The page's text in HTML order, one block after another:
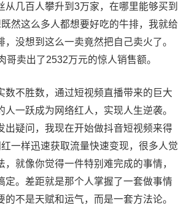
从几百人攀升到3万家，在哪里能够买到
然这么多人都想要好吃的牛排，我就给
，没想到这么一卖竟然把自己卖火了。
哥卖出了2532万元的惊人销售额。
不胜数，通过短视频直播带来的巨大
人一跃成为网络红人，实现人生逆袭。
出疑问，我现在开始做抖音短视频来得
一样迅速获取流量快速变现，很多人觉
，就像你觉得一件特别难完成的事情，
定。差距就是那个人掌握了一套做事情
的不是天赋和运气，而是一套方法论。